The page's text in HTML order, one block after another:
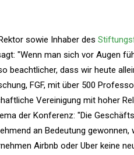
sowie Inhaber des
"Wenn man sich vor Augen
beachtlicher, dass wir heute
FGF, mit über 500
Vereinigung mit hoher
der Konferenz: "Die
an Bedeutung
Airbnb oder Uber keine